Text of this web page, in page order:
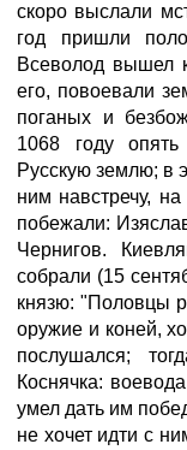
скоро выслали
год пришли
Всеволод вышел
его, повоевали
поганых и
1068 году
Русскую землю; в
ним навстречу,
побежали:
Чернигов.
собрали (15
князю: "Половцы
оружие и коней,
послушался;
Коснячка:
умел дать им
не хочет идти с